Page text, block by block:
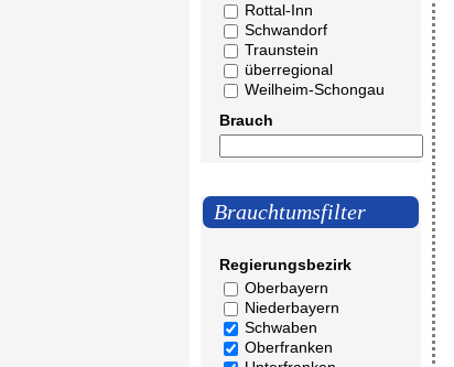
Rottal-Inn
Schwandorf
Traunstein
überregional
Weilheim-Schongau
Brauch
Brauchtumsfilter
Regierungsbezirk
Oberbayern
Niederbayern
Schwaben
Oberfranken